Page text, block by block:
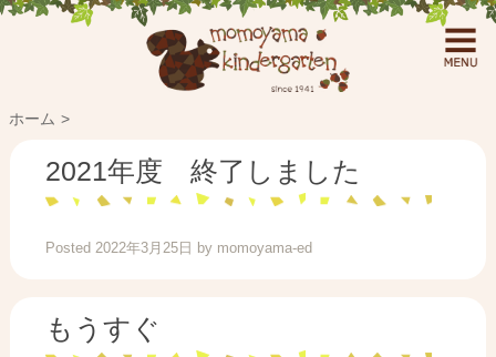
ホーム
2021年度 終了しました
Posted 2022年3月25日 by momoyama-ed
もうすぐ